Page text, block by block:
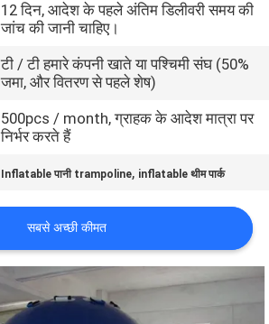
12 दिन, आदेश के पहले अंतिम डिलीवरी समय की
जांच की जानी चाहिए।
टी / टी हमारे कंपनी खाते या पश्चिमी संघ (50%
जमा, और वितरण से पहले शेष)
500pcs / month, ग्राहक के आदेश मात्रा पर
निर्भर करते हैं
Inflatable पानी trampoline, inflatable थीम पार्क
सबसे अच्छी कीमत